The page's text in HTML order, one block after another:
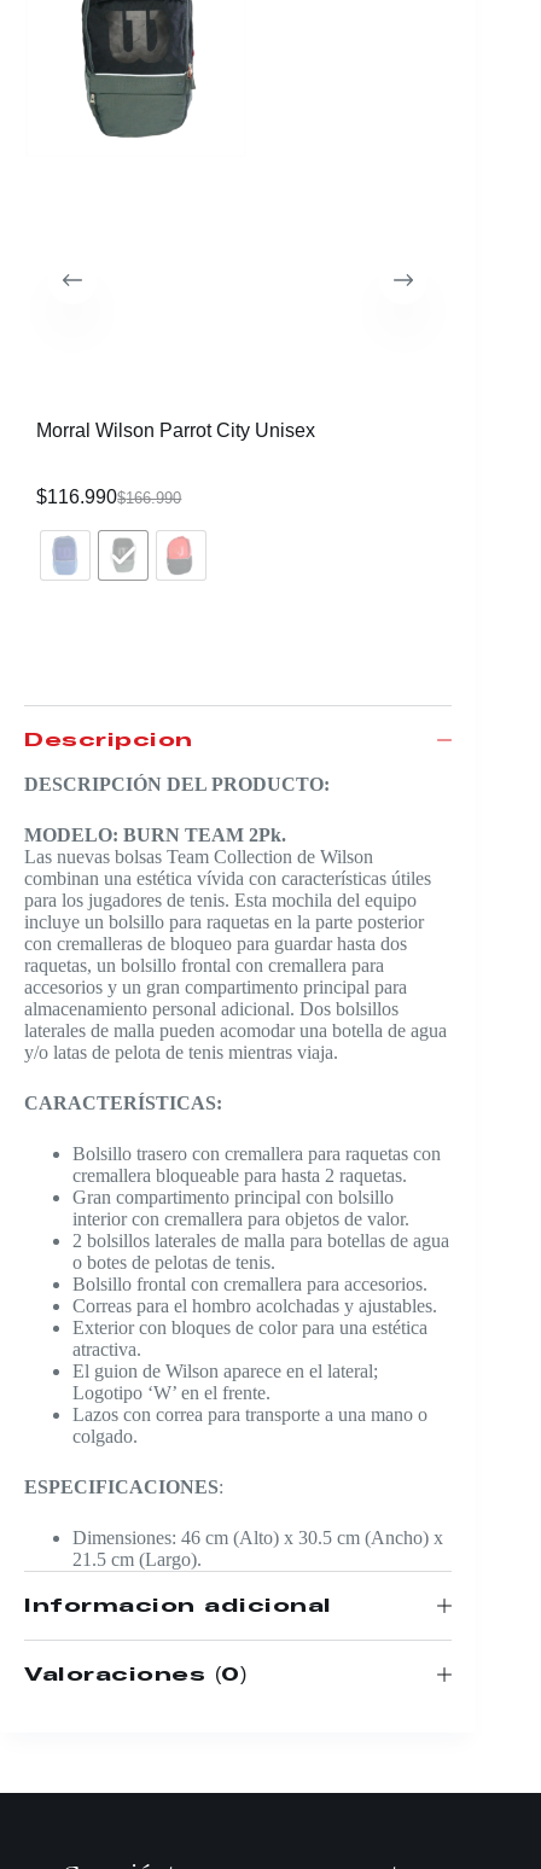
Morral Wilson Parrot City Unisex
$166.990
$116.990
Descripción
DESCRIPCIÓN DEL PRODUCTO:
MODELO: BURN TEAM 2Pk.
Las nuevas bolsas Team Collection de Wilson
combinan una estética vívida con características útiles
para los jugadores de tenis. Esta mochila del equipo
incluye un bolsillo para raquetas en la parte posterior
con cremalleras de bloqueo para guardar hasta dos
raquetas, un bolsillo frontal con cremallera para
accesorios y un gran compartimento principal para
almacenamiento personal adicional. Dos bolsillos
laterales de malla pueden acomodar una botella de agua
y/o latas de pelota de tenis mientras viaja.
CARACTERÍSTICAS:
Bolsillo trasero con cremallera para raquetas con
cremallera bloqueable para hasta 2 raquetas.
Gran compartimento principal con bolsillo
interior con cremallera para objetos de valor.
2 bolsillos laterales de malla para botellas de agua
o botes de pelotas de tenis.
Bolsillo frontal con cremallera para accesorios.
Correas para el hombro acolchadas y ajustables.
Exterior con bloques de color para una estética
atractiva.
El guion de Wilson aparece en el lateral;
Logotipo ‘W’ en el frente.
Lazos con correa para transporte a una mano o
colgado.
ESPECIFICACIONES:
Dimensiones: 46 cm (Alto) x 30.5 cm (Ancho) x
21.5 cm (Largo).
Información adicional
Valoraciones (0)